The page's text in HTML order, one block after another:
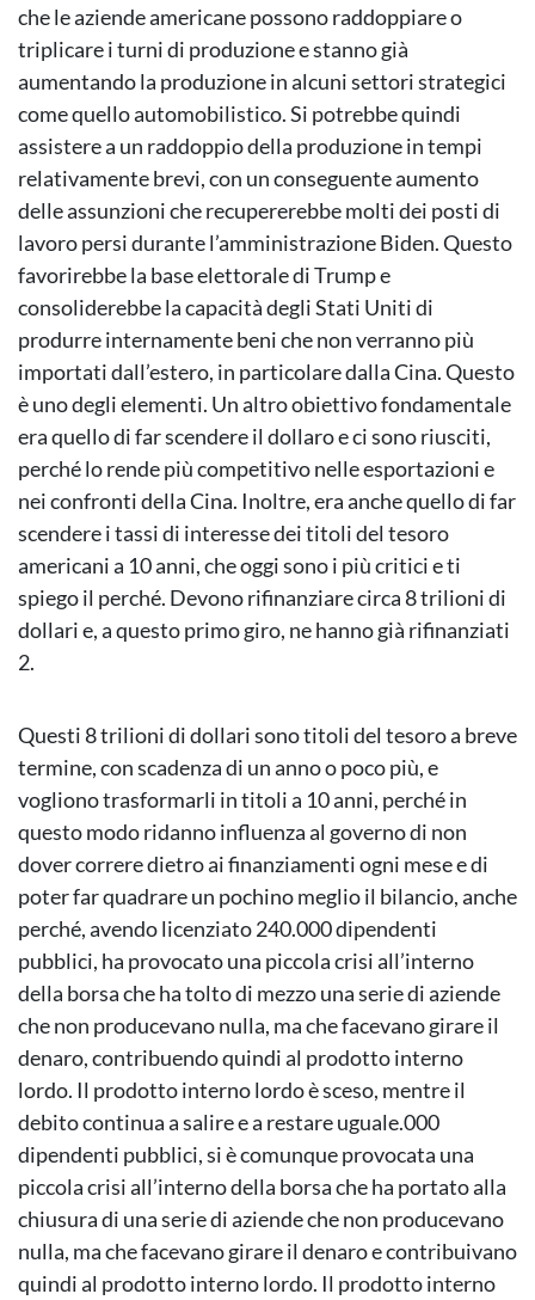
che le aziende americane possono raddoppiare o
triplicare i turni di produzione e stanno già
aumentando la produzione in alcuni settori strategici
come quello automobilistico. Si potrebbe quindi
assistere a un raddoppio della produzione in tempi
relativamente brevi, con un conseguente aumento
delle assunzioni che recupererebbe molti dei posti di
lavoro persi durante l’amministrazione Biden. Questo
favorirebbe la base elettorale di Trump e
consoliderebbe la capacità degli Stati Uniti di
produrre internamente beni che non verranno più
importati dall’estero, in particolare dalla Cina. Questo
è uno degli elementi. Un altro obiettivo fondamentale
era quello di far scendere il dollaro e ci sono riusciti,
perché lo rende più competitivo nelle esportazioni e
nei confronti della Cina. Inoltre, era anche quello di far
scendere i tassi di interesse dei titoli del tesoro
americani a 10 anni, che oggi sono i più critici e ti
spiego il perché. Devono rifinanziare circa 8 trilioni di
dollari e, a questo primo giro, ne hanno già rifinanziati
2.
Questi 8 trilioni di dollari sono titoli del tesoro a breve
termine, con scadenza di un anno o poco più, e
vogliono trasformarli in titoli a 10 anni, perché in
questo modo ridanno influenza al governo di non
dover correre dietro ai finanziamenti ogni mese e di
poter far quadrare un pochino meglio il bilancio, anche
perché, avendo licenziato 240.000 dipendenti
pubblici, ha provocato una piccola crisi all’interno
della borsa che ha tolto di mezzo una serie di aziende
che non producevano nulla, ma che facevano girare il
denaro, contribuendo quindi al prodotto interno
lordo. Il prodotto interno lordo è sceso, mentre il
debito continua a salire e a restare uguale.000
dipendenti pubblici, si è comunque provocata una
piccola crisi all’interno della borsa che ha portato alla
chiusura di una serie di aziende che non producevano
nulla, ma che facevano girare il denaro e contribuivano
quindi al prodotto interno lordo. Il prodotto interno